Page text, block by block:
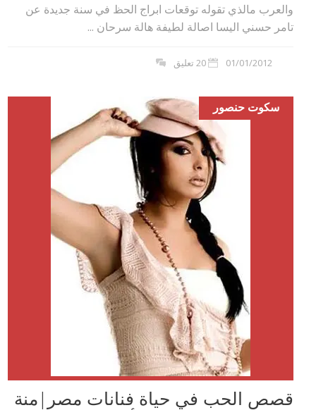
والعرب مالذي تقوله توقعات ابراج الحظ في سنة جديدة عن
تامر حسني اليسا اصالة لطيفة هالة سرحان ...
01/01/2012 20 تعليق
سكوت حنصور
قصص الحب في حياة فنانات مصر|منة